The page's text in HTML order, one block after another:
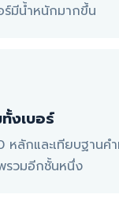
ร์มีน้ำหนักมากขึ้น
งเบอร์
หลักและเทียบฐานค
รวมอีกชั้นหนึ่ง